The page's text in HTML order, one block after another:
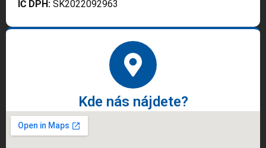
IČ DPH: SK2022092963
Kde nás nájdete?